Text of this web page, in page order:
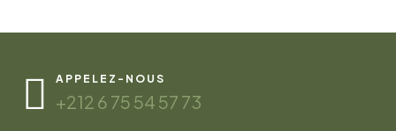
APPELEZ-NOUS
+212 6 75 54 57 73